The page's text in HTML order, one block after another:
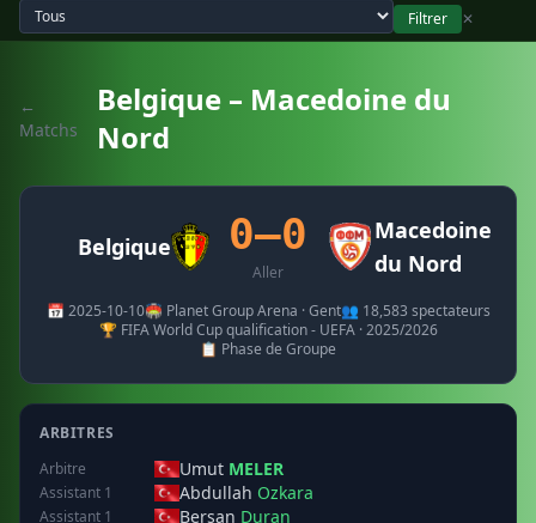
Filtrer
✕
←
Matchs
Belgique – Macedoine du
Nord
Belgique 0–0
Aller
Macedoine
du Nord
📅 2025-10-10🏟️ Planet Group Arena · Gent👥 18,583 spectateurs
🏆 FIFA World Cup qualification - UEFA · 2025/2026
📋 Phase de Groupe
ARBITRES
Arbitre
Umut MELER
Assistant 1 Abdullah Ozkara
Assistant 1 Bersan Duran